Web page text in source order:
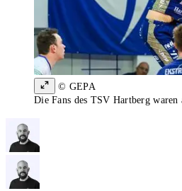
© GEPA
Die Fans des TSV Hartberg